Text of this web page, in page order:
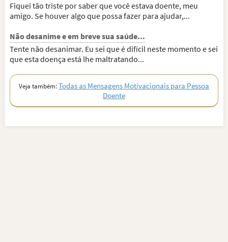
Fiquei tão triste por saber que você estava doente, meu
amigo. Se houver algo que possa fazer para ajudar,...
Não desanime e em breve sua saúde...
Tente não desanimar. Eu sei que é difícil neste momento e sei
que esta doença está lhe maltratando...
Veja também:Todas as Mensagens Motivacionais para Pessoa
Doente